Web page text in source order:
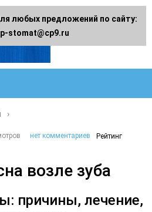
нет комментариев Рейтинг
возле зуба
причины, лечение,
любых предложений по сайту:
stomat@cp9.ru